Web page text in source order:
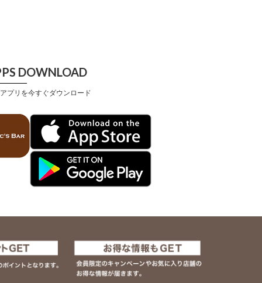
DOWNLOAD
プリを今すぐダウンロード